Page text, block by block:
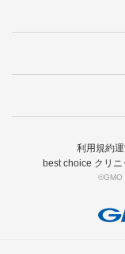
利用規約
best choice クリ
©GMO